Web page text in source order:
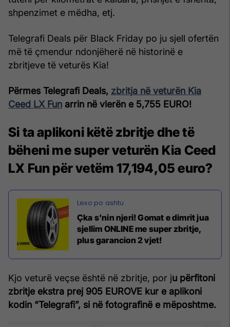
shpenzimet e mëdha, etj.
Telegrafi Deals për Black Friday po ju sjell ofertën
më të çmendur ndonjëherë në historinë e
zbritjeve të veturës Kia!
Përmes Telegrafi Deals, zbritja në veturën Kia
Ceed LX Fun arrin në vlerën e 5,755 EURO!
Si ta aplikoni këtë zbritje dhe të
bëheni me super veturën Kia Ceed
LX Fun për vetëm 17,194,05 euro?
Çka s'nin njeri! Gomat e dimrit jua
sjellim ONLINE me super zbritje,
plus garancion 2 vjet!
Kjo veturë veçse është në zbritje, por ju përfitoni
zbritje ekstra prej 905 EUROVE kur e aplikoni
kodin “Telegrafi”, si në fotografinë e mëposhtme.